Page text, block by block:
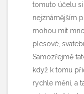
tomuto účelu
nejznámějším
mohou mít
plesové,
Samozřejmě
když k tomu
rychle mění, a